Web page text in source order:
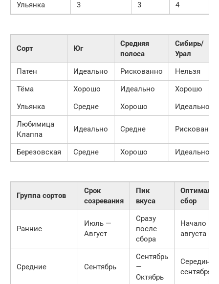
Ульянка
3 3 4
Сорт Юг
Средняя
полоса
Сибирь/
Урал
Патен
Идеально Рискованно
Нельзя
Тёма
Хорошо Идеально
Хорошо
Ульянка
Средне Хорошо
Идеально
Любимица
Клаппа
Идеально Средне Рискованно
Березовская Средне Хорошо Идеально
Группа сортов
Срок
созревания
Пик
вкуса
сбор
Ранние
Июль —
Август
Сразу
после
сбора
Начало
августа
Средние Сентябрь
Сентябрь
—
Октябрь
Середина
сентября